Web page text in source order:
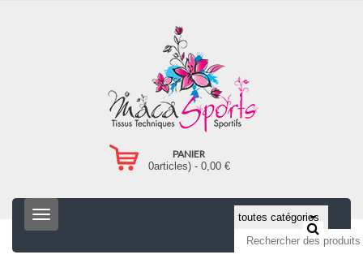
PANIER
0articles) - 0,00 €
T
o